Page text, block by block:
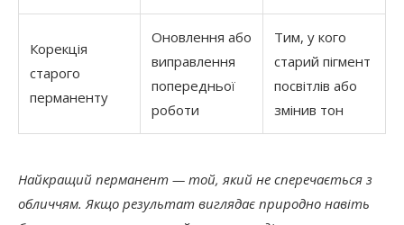
Корекція
старого
перманенту
Оновлення або
виправлення
попередньої
роботи
Тим, у кого
старий пігмент
посвітлів або
змінив тон
Найкращий перманент — той, який не сперечається з
обличчям. Якщо результат виглядає природно навіть